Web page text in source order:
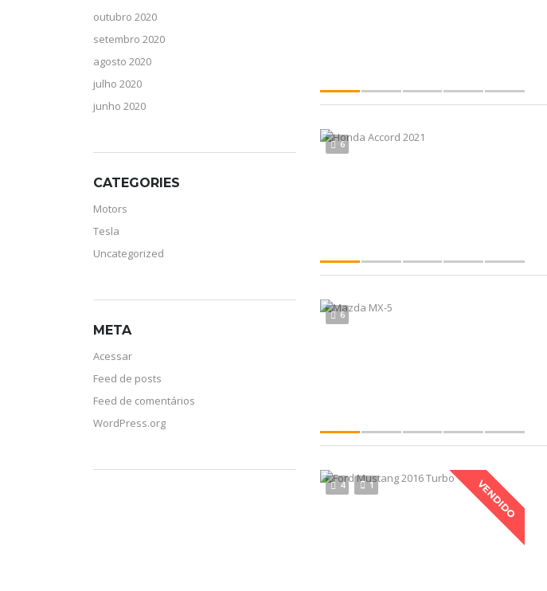
outubro 2020
setembro 2020
agosto 2020
julho 2020
junho 2020
CATEGORIES
Motors
Tesla
Uncategorized
META
Acessar
Feed de posts
Feed de comentários
WordPress.org
6
6
4 1 VENDIDO